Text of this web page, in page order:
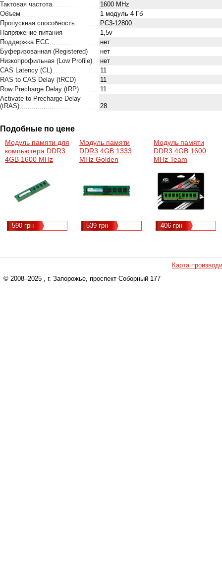
Тактовая частота
1600 MHz
Объем
1 модуль 4 Гб
Пропускная способность
PC3-12800
Напряжение питания
1,5v
Поддержка ECC
нет
Буферизованная (Registered)
нет
Низкопрофильная (Low Profile)
нет
CAS Latency (CL)
11
RAS to CAS Delay (tRCD)
11
Row Precharge Delay (tRP)
11
Activate to Precharge Delay
(tRAS)
28
Подобные по цене
Модуль памяти для
компьютера DDR3
4GB 1600 MHz
590 грн
Модуль памяти
DDR3 4GB 1333
MHz Golden
CL9, 1.5V
539 грн
Модуль памяти
DDR3 4GB 1600
MHz Team
406 грн
Карта
© 2008–2025 , г. Запорожье, проспект Соборный 177